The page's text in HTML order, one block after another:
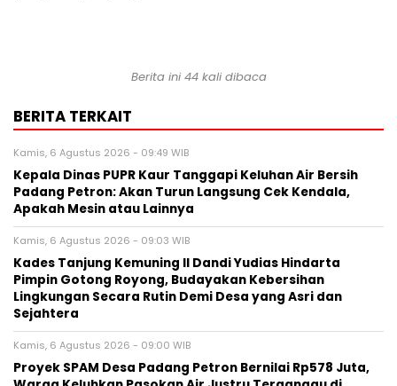
Berita ini 44 kali dibaca
BERITA TERKAIT
Kamis, 6 Agustus 2026 - 09:49 WIB
Kepala Dinas PUPR Kaur Tanggapi Keluhan Air Bersih
Padang Petron: Akan Turun Langsung Cek Kendala,
Apakah Mesin atau Lainnya
Kamis, 6 Agustus 2026 - 09:03 WIB
Kades Tanjung Kemuning II Dandi Yudias Hindarta
Pimpin Gotong Royong, Budayakan Kebersihan
Lingkungan Secara Rutin Demi Desa yang Asri dan
Sejahtera
Kamis, 6 Agustus 2026 - 09:00 WIB
Proyek SPAM Desa Padang Petron Bernilai Rp578 Juta,